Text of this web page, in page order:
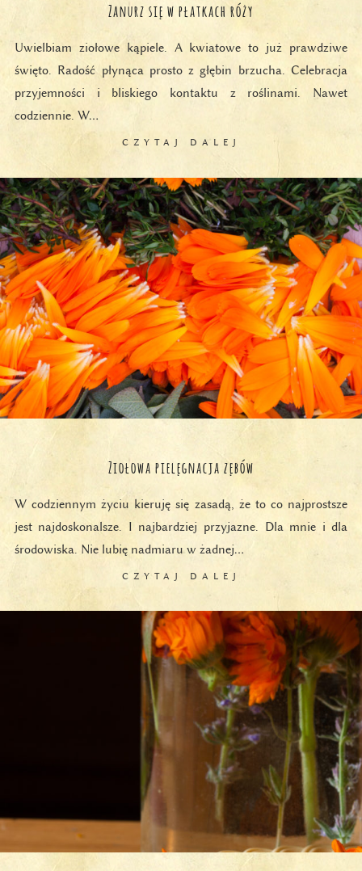
Zanurz się w płatkach róży
Uwielbiam ziołowe kąpiele. A kwiatowe to już prawdziwe
święto. Radość płynąca prosto z głębin brzucha. Celebracja
przyjemności i bliskiego kontaktu z roślinami. Nawet
codziennie. W…
CZYTAJ DALEJ
Ziołowa pielęgnacja zębów
W codziennym życiu kieruję się zasadą, że to co najprostsze
jest najdoskonalsze. I najbardziej przyjazne. Dla mnie i dla
środowiska. Nie lubię nadmiaru w żadnej…
CZYTAJ DALEJ